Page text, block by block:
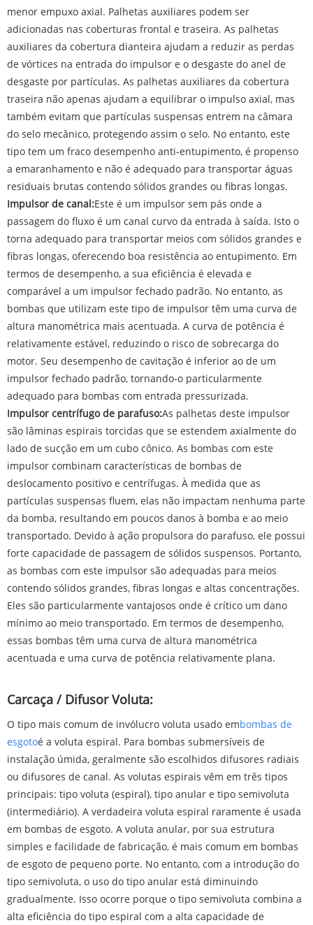
menor empuxo axial. Palhetas auxiliares podem ser
adicionadas nas coberturas frontal e traseira. As palhetas
auxiliares da cobertura dianteira ajudam a reduzir as perdas
de vórtices na entrada do impulsor e o desgaste do anel de
desgaste por partículas. As palhetas auxiliares da cobertura
traseira não apenas ajudam a equilibrar o impulso axial, mas
também evitam que partículas suspensas entrem na câmara
do selo mecânico, protegendo assim o selo. No entanto, este
tipo tem um fraco desempenho anti-entupimento, é propenso
a emaranhamento e não é adequado para transportar águas
residuais brutas contendo sólidos grandes ou fibras longas.
Impulsor de canal:Este é um impulsor sem pás onde a
passagem do fluxo é um canal curvo da entrada à saída. Isto o
torna adequado para transportar meios com sólidos grandes e
fibras longas, oferecendo boa resistência ao entupimento. Em
termos de desempenho, a sua eficiência é elevada e
comparável a um impulsor fechado padrão. No entanto, as
bombas que utilizam este tipo de impulsor têm uma curva de
altura manométrica mais acentuada. A curva de potência é
relativamente estável, reduzindo o risco de sobrecarga do
motor. Seu desempenho de cavitação é inferior ao de um
impulsor fechado padrão, tornando-o particularmente
adequado para bombas com entrada pressurizada.
Impulsor centrífugo de parafuso:As palhetas deste impulsor
são lâminas espirais torcidas que se estendem axialmente do
lado de sucção em um cubo cônico. As bombas com este
impulsor combinam características de bombas de
deslocamento positivo e centrífugas. À medida que as
partículas suspensas fluem, elas não impactam nenhuma parte
da bomba, resultando em poucos danos à bomba e ao meio
transportado. Devido à ação propulsora do parafuso, ele possui
forte capacidade de passagem de sólidos suspensos. Portanto,
as bombas com este impulsor são adequadas para meios
contendo sólidos grandes, fibras longas e altas concentrações.
Eles são particularmente vantajosos onde é crítico um dano
mínimo ao meio transportado. Em termos de desempenho,
essas bombas têm uma curva de altura manométrica
acentuada e uma curva de potência relativamente plana.
Carcaça / Difusor Voluta:
O tipo mais comum de invólucro voluta usado embombas de
esgotoé a voluta espiral. Para bombas submersíveis de
instalação úmida, geralmente são escolhidos difusores radiais
ou difusores de canal. As volutas espirais vêm em três tipos
principais: tipo voluta (espiral), tipo anular e tipo semivoluta
(intermediário). A verdadeira voluta espiral raramente é usada
em bombas de esgoto. A voluta anular, por sua estrutura
simples e facilidade de fabricação, é mais comum em bombas
de esgoto de pequeno porte. No entanto, com a introdução do
tipo semivoluta, o uso do tipo anular está diminuindo
gradualmente. Isso ocorre porque o tipo semivoluta combina a
alta eficiência do tipo espiral com a alta capacidade de